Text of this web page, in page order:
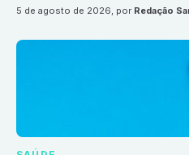
5 de agosto de 2026, por Redação